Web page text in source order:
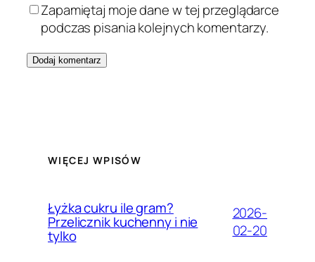
Zapamiętaj moje dane w tej przeglądarce
podczas pisania kolejnych komentarzy.
WIĘCEJ WPISÓW
Łyżka cukru ile gram?
Przelicznik kuchenny i nie
tylko
2026-
02-20